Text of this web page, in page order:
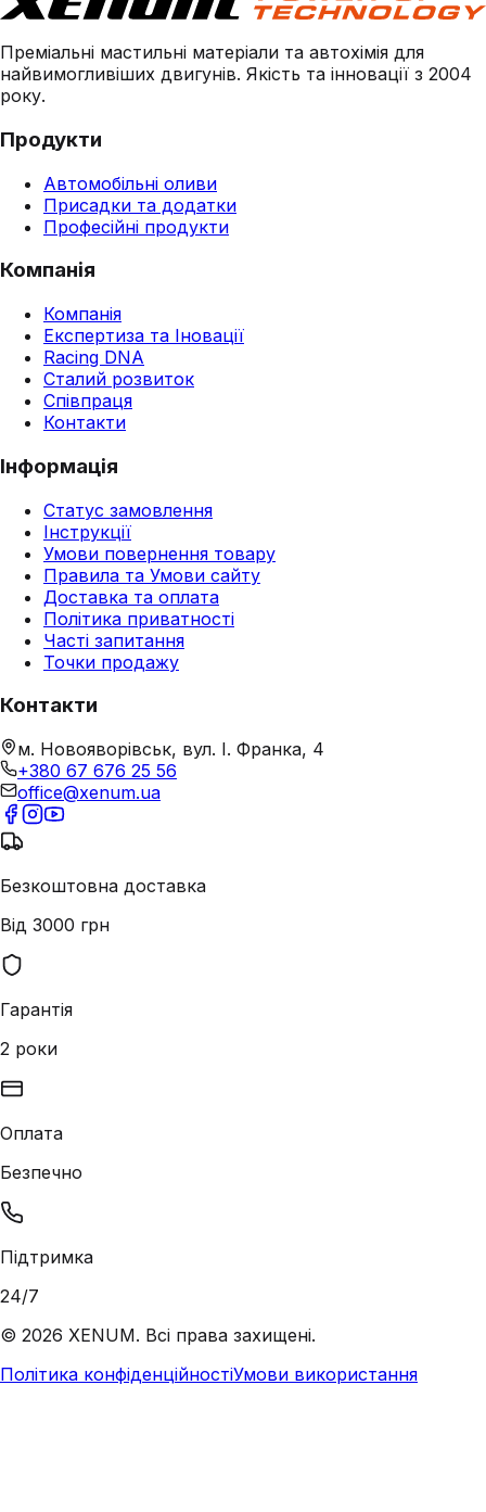
Преміальні мастильні матеріали та автохімія для
найвимогливіших двигунів. Якість та інновації з 2004
року.
Продукти
Автомобільні оливи
Присадки та додатки
Професійні продукти
Компанія
Компанія
Експертиза та Іновації
Racing DNA
Сталий розвиток
Співпраця
Контакти
Інформація
Статус замовлення
Інструкції
Умови повернення товару
Правила та Умови сайту
Доставка та оплата
Політика приватності
Часті запитання
Точки продажу
Контакти
м. Новояворівськ, вул. І. Франка, 4
+380 67 676 25 56
office@xenum.ua
Безкоштовна доставка
Від 3000 грн
Гарантія
2 роки
Оплата
Безпечно
Підтримка
24/7
© 2026 XENUM. Всі права захищені.
Політика конфіденційностіУмови використання